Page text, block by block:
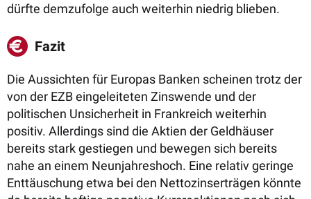
dürfte demzufolge auch weiterhin niedrig blieben.
Fazit
Die Aussichten für Europas Banken scheinen trotz der
von der EZB eingeleiteten Zinswende und der
politischen Unsicherheit in Frankreich weiterhin
positiv. Allerdings sind die Aktien der Geldhäuser
bereits stark gestiegen und bewegen sich bereits
nahe an einem Neunjahreshoch. Eine relativ geringe
Enttäuschung etwa bei den Nettozinserträgen könnte